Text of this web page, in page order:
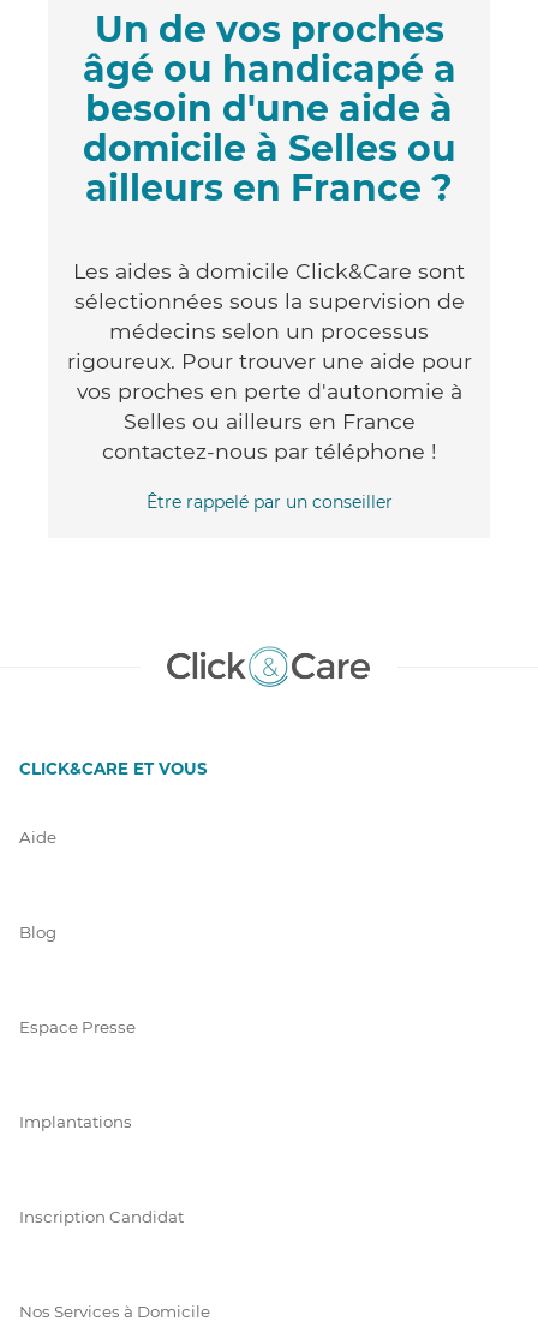
Un de vos proches
âgé ou handicapé a
besoin d'une aide à
domicile à Selles ou
ailleurs en France ?
Les aides à domicile Click&Care sont
sélectionnées sous la supervision de
médecins selon un processus
rigoureux. Pour trouver une aide pour
vos proches en perte d'autonomie à
Selles ou ailleurs en France
contactez-nous par téléphone !
Être rappelé par un conseiller
CLICK&CARE ET VOUS
Aide
Blog
Espace Presse
Implantations
Inscription Candidat
Nos Services à Domicile